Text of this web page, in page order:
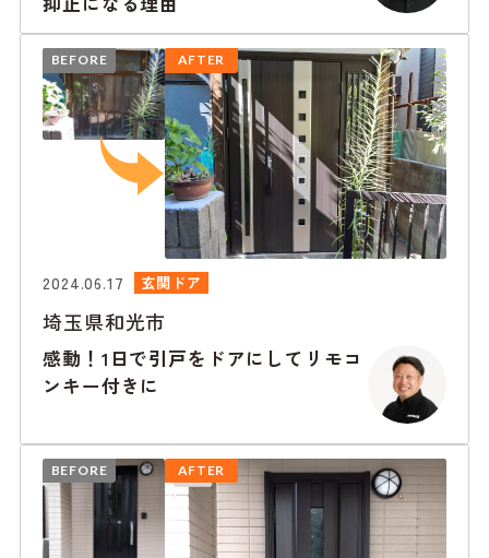
BEFORE AFTER
2024.06.17 玄関ドア
埼玉県和光市
感動！1日で引戸をドアにしてリモコ
ンキー付きに
BEFORE AFTER